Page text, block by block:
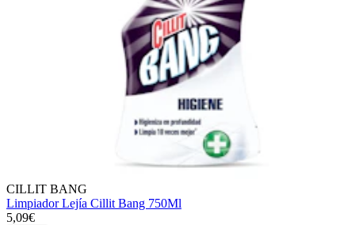
CILLIT BANG
Limpiador Lejía Cillit Bang 750Ml
5,09€